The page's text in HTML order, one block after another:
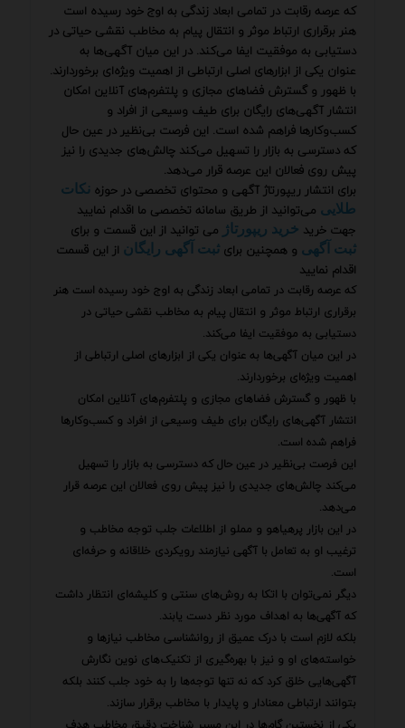
که عرصه رقابت در تمامی ابعاد زندگی به اوج خود رسیده است
هنر برقراری ارتباط موثر و انتقال پیام به مخاطب نقشی حیاتی در
دستیابی به موفقیت ایفا می‌کند. در این میان آگهی‌ها به
عنوان یکی از ابزارهای اصلی ارتباطی از اهمیت ویژه‌ای برخوردارند.
با ظهور و گسترش فضاهای مجازی و پلتفرم‌های آنلاین امکان
انتشار آگهی‌های رایگان برای طیف وسیعی از افراد و
کسب‌وکارها فراهم شده است. این فرصت بی‌نظیر در عین حال
که دسترسی به بازار را تسهیل می‌کند چالش‌های جدیدی را نیز
پیش روی فعالان این عرصه قرار می‌دهد.
برای انتشار ریپورتاژ آگهی و محتوای تخصصی در حوزه نکات
طلایی می‌توانید از طریق سامانه تخصصی ما اقدام نمایید
جهت خرید خرید ریپورتاژ می توانید از این قسمت و برای
ثبت آگهی و همچنین برای ثبت آگهی رایگان از این قسمت
اقدام نمایید
که عرصه رقابت در تمامی ابعاد زندگی به اوج خود رسیده است هنر
برقراری ارتباط موثر و انتقال پیام به مخاطب نقشی حیاتی در
دستیابی به موفقیت ایفا می‌کند.
در این میان آگهی‌ها به عنوان یکی از ابزارهای اصلی ارتباطی از
اهمیت ویژه‌ای برخوردارند.
با ظهور و گسترش فضاهای مجازی و پلتفرم‌های آنلاین امکان
انتشار آگهی‌های رایگان برای طیف وسیعی از افراد و کسب‌وکارها
فراهم شده است.
این فرصت بی‌نظیر در عین حال که دسترسی به بازار را تسهیل
می‌کند چالش‌های جدیدی را نیز پیش روی فعالان این عرصه قرار
می‌دهد.
در این بازار پرهیاهو و مملو از اطلاعات جلب توجه مخاطب و
ترغیب او به تعامل با آگهی نیازمند رویکردی خلاقانه و حرفه‌ای
است.
دیگر نمی‌توان با اتکا به روش‌های سنتی و کلیشه‌ای انتظار داشت
که آگهی‌ها به اهداف مورد نظر دست یابند.
بلکه لازم است با درک عمیق از روانشناسی مخاطب نیازها و
خواسته‌های او و نیز با بهره‌گیری از تکنیک‌های نوین نگارش
آگهی‌هایی خلق کرد که نه تنها توجه‌ها را به خود جلب کنند بلکه
بتوانند ارتباطی معنادار و پایدار با مخاطب برقرار سازند.